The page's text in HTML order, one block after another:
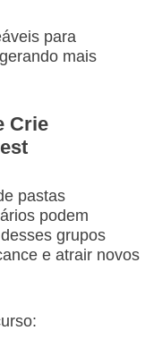
para
mais
Crie
pastas
podem
grupos
e atrair novos